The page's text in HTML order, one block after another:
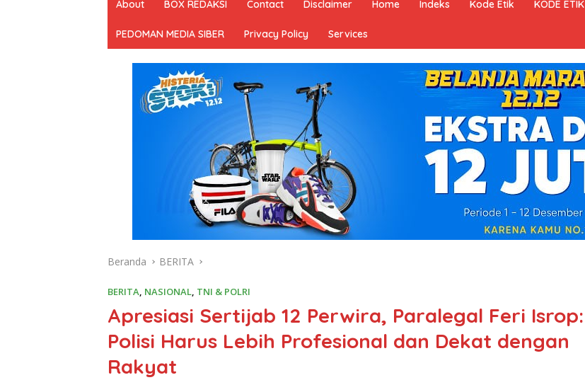
About BOX REDAKSI Contact Disclaimer Home Indeks Kode Etik KODE ETIK
PEDOMAN MEDIA SIBER Privacy Policy Services
Beranda BERITA
BERITA, NASIONAL, TNI & POLRI
Apresiasi Sertijab 12 Perwira, Paralegal Feri Isrop:
Polisi Harus Lebih Profesional dan Dekat dengan
Rakyat